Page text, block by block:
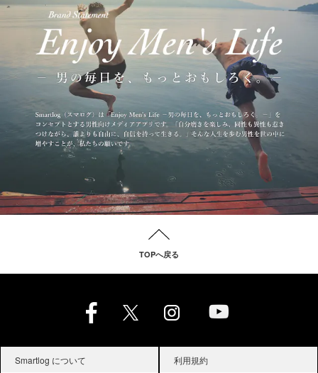
TOPへ戻る
Smartlog について 利用規約